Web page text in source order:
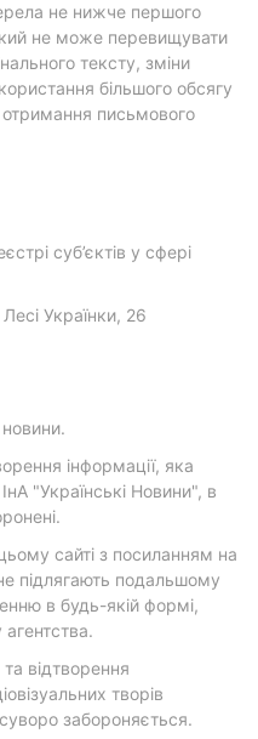
не нижче першого
не може перевищувати
тексту, зміни
більшого обсягу
письмового
суб’єктів у сфері
Українки, 26
інформації, яка
"Українські Новини", в
сайті з посиланням на
підлягають подальшому
в будь-якій формі,
відтворення
творів
забороняється.